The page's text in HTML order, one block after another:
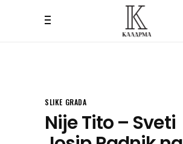
SLIKE GRADA
Nije Tito – Sveti